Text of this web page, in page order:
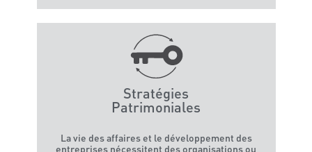
Structuration juridique et fiscale
L’esprit Ambroise avocat
Notre façon de travailler
Stratégies
Patrimoniales
La vie des affaires et le développement des
entreprises nécessitent des organisations ou